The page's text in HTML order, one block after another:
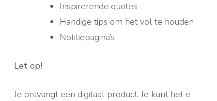
Inspirerende quotes
Handige tips om het vol te houden
Notitiepagina’s
Let op!
Je ontvangt een digitaal product. Je kunt het e-